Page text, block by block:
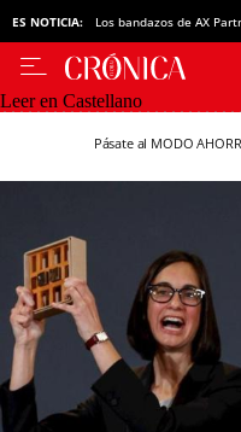
ES NOTICIA: Los bandazos de AX
Leer en Castellano
Pásate al MODO